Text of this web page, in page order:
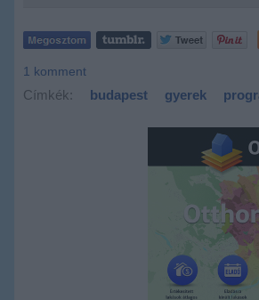
1 komment
Címkék: budapest gyerek